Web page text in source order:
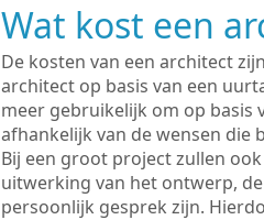
Wat kost een
De kosten van een architect
architect op basis van een
meer gebruikelijk om op basis
afhankelijk van de wensen die
Bij een groot project zullen
uitwerking van het ontwerp,
persoonlijk gesprek zijn.